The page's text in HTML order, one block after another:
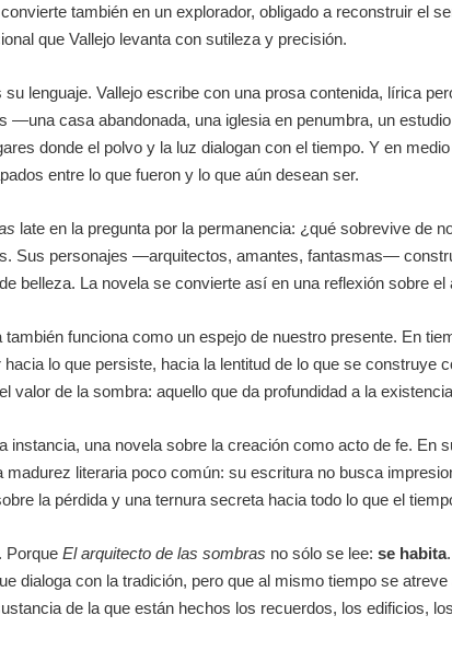
también en un explorador, obligado a reconstruir el
que Vallejo levanta con sutileza y precisión.
lenguaje. Vallejo escribe con una prosa contenida, lírica
—una casa abandonada, una iglesia en penumbra, un
donde el polvo y la luz dialogan con el tiempo. Y en
entre lo que fueron y lo que aún desean ser.
late en la pregunta por la permanencia: ¿qué sobrevive de
Sus personajes —arquitectos, amantes, fantasmas—
belleza. La novela se convierte así en una reflexión sobre
funciona como un espejo de nuestro presente. En
lo que persiste, hacia la lentitud de lo que se
valor de la sombra: aquello que da profundidad a la
instancia, una novela sobre la creación como acto de fe. En
literaria poco común: su escritura no busca
la pérdida y una ternura secreta hacia todo lo que el
Porque El arquitecto de las sombras no sólo se lee: se habita
dialoga con la tradición, pero que al mismo tiempo se
de la que están hechos los recuerdos, los edificios,